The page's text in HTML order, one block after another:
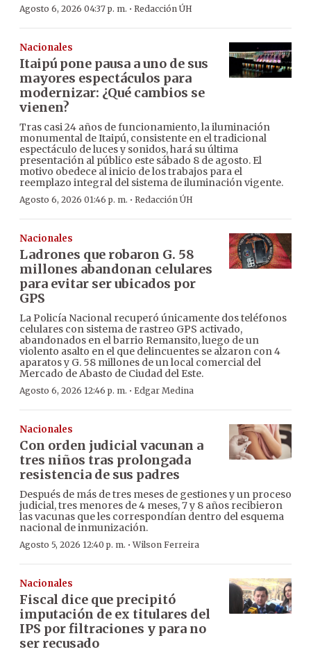
Agosto 6, 2026 04:37 p. m. · Redacción ÚH
Nacionales
Itaipú pone pausa a uno de sus
mayores espectáculos para
modernizar: ¿Qué cambios se
vienen?
Tras casi 24 años de funcionamiento, la iluminación
monumental de Itaipú, consistente en el tradicional
espectáculo de luces y sonidos, hará su última
presentación al público este sábado 8 de agosto. El
motivo obedece al inicio de los trabajos para el
reemplazo integral del sistema de iluminación vigente.
Agosto 6, 2026 01:46 p. m. · Redacción ÚH
Nacionales
Ladrones que robaron G. 58
millones abandonan celulares
para evitar ser ubicados por
GPS
La Policía Nacional recuperó únicamente dos teléfonos
celulares con sistema de rastreo GPS activado,
abandonados en el barrio Remansito, luego de un
violento asalto en el que delincuentes se alzaron con 4
aparatos y G. 58 millones de un local comercial del
Mercado de Abasto de Ciudad del Este.
Agosto 6, 2026 12:46 p. m. · Edgar Medina
Nacionales
Con orden judicial vacunan a
tres niños tras prolongada
resistencia de sus padres
Después de más de tres meses de gestiones y un proceso
judicial, tres menores de 4 meses, 7 y 8 años recibieron
las vacunas que les correspondían dentro del esquema
nacional de inmunización.
Agosto 5, 2026 12:40 p. m. ·Wilson Ferreira
Nacionales
Fiscal dice que precipitó
imputación de ex titulares del
IPS por filtraciones y para no
ser recusado